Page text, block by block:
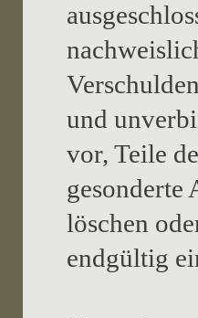
und
vor, Teile
gesonderte
löschen
endgültig